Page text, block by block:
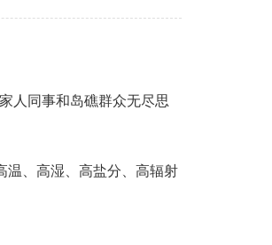
人同事和岛礁群众无尽思
、高湿、高盐分、高辐射